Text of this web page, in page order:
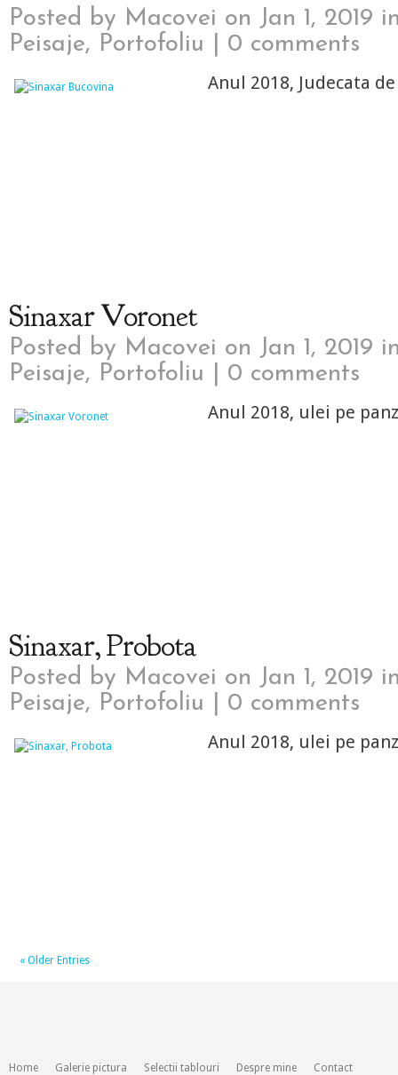
Posted by Macovei on Jan 1, 2019
Peisaje, Portofoliu 0 comments
Anul 2018, Judecata
Sinaxar Voronet
Posted by Macovei on Jan 1, 2019
Peisaje, Portofoliu 0 comments
Anul 2018, ulei pe
Sinaxar, Probota
Posted by Macovei on Jan 1, 2019
Peisaje, Portofoliu 0 comments
Anul 2018, ulei pe
« Older Entries
Home Galerie pictura Selectii tablouri Despre mine Contact